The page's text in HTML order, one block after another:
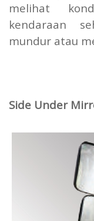
melihat
kendaraan
mundur atau
Side Under